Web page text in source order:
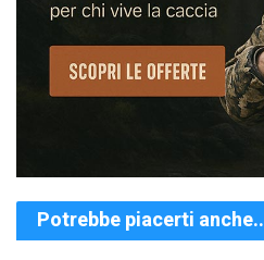
Potrebbe piacerti anche..